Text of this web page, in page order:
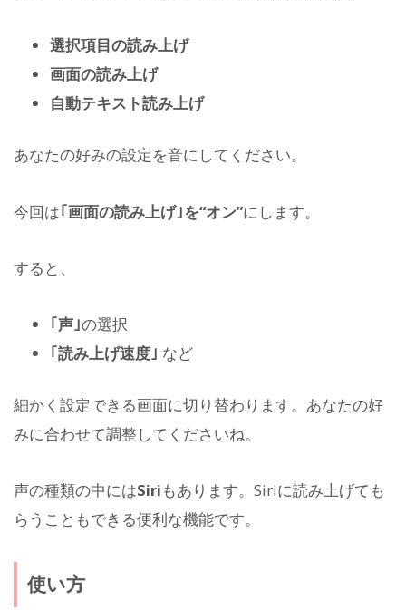
選択項目の読み上げ
画面の読み上げ
自動テキスト読み上げ
あなたの好みの設定を音にしてください。
今回は｢画面の読み上げ｣を“オン”にします。
すると、
｢声｣の選択
｢読み上げ速度｣ など
細かく設定できる画面に切り替わります。あなたの好
みに合わせて調整してくださいね。
声の種類の中にはSiriもあります。Siriに読み上げても
らうこともできる便利な機能です。
使い方